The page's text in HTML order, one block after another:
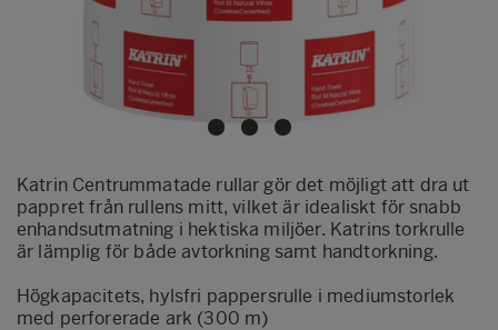
Katrin Centrummatade rullar gör det möjligt att dra ut
pappret från rullens mitt, vilket är idealiskt för snabb
enhandsutmatning i hektiska miljöer. Katrins torkrulle
är lämplig för både avtorkning samt handtorkning.
Högkapacitets, hylsfri pappersrulle i mediumstorlek
med perforerade ark (300 m)